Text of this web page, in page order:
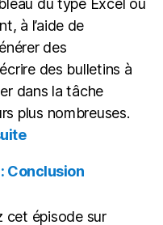
ePub
du type Excel ou
à l’aide de
des
des bulletins à
dans la tâche
plus nombreuses.
:
pour
pour
Conclusion
cet épisode sur